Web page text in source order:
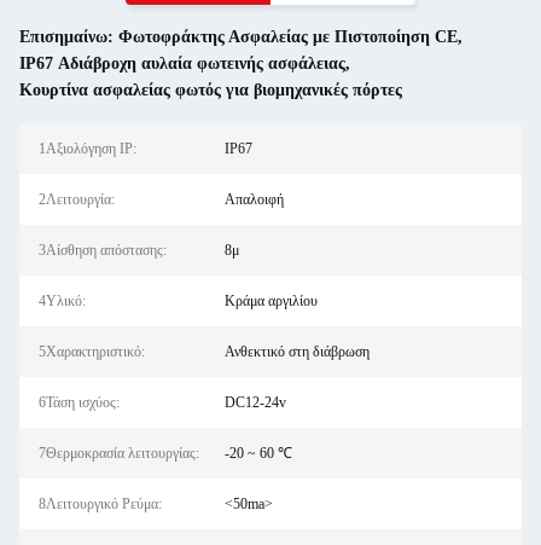
Επισημαίνω: Φωτοφράκτης Ασφαλείας με Πιστοποίηση CE,
IP67 Αδιάβροχη αυλαία φωτεινής ασφάλειας,
Κουρτίνα ασφαλείας φωτός για βιομηχανικές πόρτες
1Αξιολόγηση IP: IP67
2Λειτουργία: Απαλοιφή
3Αίσθηση απόστασης: 8μ
4Υλικό: Κράμα αργιλίου
5Χαρακτηριστικό: Ανθεκτικό στη διάβρωση
6Τάση ισχύος: DC12-24v
7Θερμοκρασία λειτουργίας: -20 ~ 60 ℃
8Λειτουργικό Ρεύμα: <50ma>